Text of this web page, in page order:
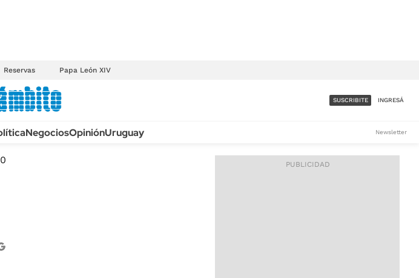
Reservas Papa León XIV
ACCESO FULL - $1.800/MES
SUSCRIBITE INGRESÁ
NegociosOpiniónUruguay Newsletter